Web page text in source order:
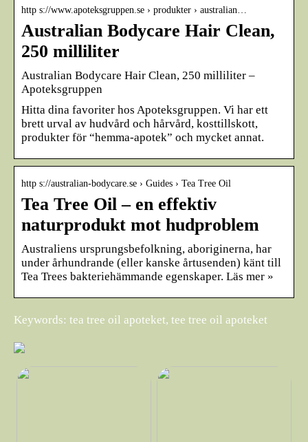
http s://www.apoteksgruppen.se › produkter › australian…
Australian Bodycare Hair Clean,
250 milliliter
Australian Bodycare Hair Clean, 250 milliliter –
Apoteksgruppen
Hitta dina favoriter hos Apoteksgruppen. Vi har ett
brett urval av hudvård och hårvård, kosttillskott,
produkter för “hemma-apotek” och mycket annat.
http s://australian-bodycare.se › Guides › Tea Tree Oil
Tea Tree Oil – en effektiv
naturprodukt mot hudproblem
Australiens ursprungsbefolkning, aboriginerna, har
under århundrande (eller kanske årtusenden) känt till
Tea Trees bakteriehämmande egenskaper. Läs mer »
Keywords: tea tree oil apoteket, tee tree oil apoteket